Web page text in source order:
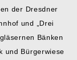
der Dresdner
und „Drei
Bänken
und Bürgerwiese